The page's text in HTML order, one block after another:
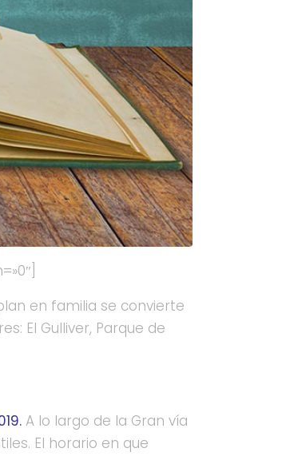
en familia se convierte
El Gulliver, Parque de
A lo largo de la Gran vía
El horario en que